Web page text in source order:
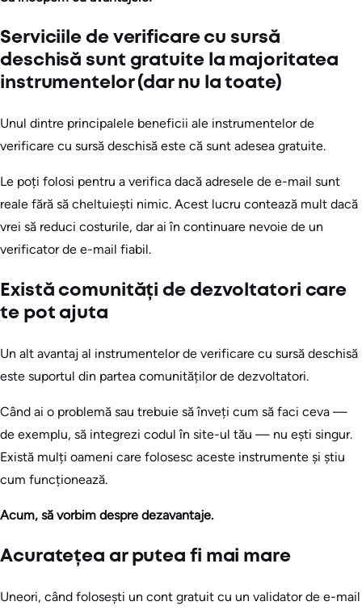
Serviciile de verificare cu sursă
deschisă sunt gratuite la majoritatea
instrumentelor (dar nu la toate)
Unul dintre principalele beneficii ale instrumentelor de
verificare cu sursă deschisă este că sunt adesea gratuite.
Le poți folosi pentru a verifica dacă adresele de e-mail sunt
reale fără să cheltuiești nimic. Acest lucru contează mult dacă
vrei să reduci costurile, dar ai în continuare nevoie de un
verificator de e-mail fiabil.
Există comunități de dezvoltatori care
te pot ajuta
Un alt avantaj al instrumentelor de verificare cu sursă deschisă
este suportul din partea comunităților de dezvoltatori.
Când ai o problemă sau trebuie să înveți cum să faci ceva —
de exemplu, să integrezi codul în site-ul tău — nu ești singur.
Există mulți oameni care folosesc aceste instrumente și știu
cum funcționează.
Acum, să vorbim despre dezavantaje.
Acuratețea ar putea fi mai mare
Uneori, când folosești un cont gratuit cu un validator de e-mail